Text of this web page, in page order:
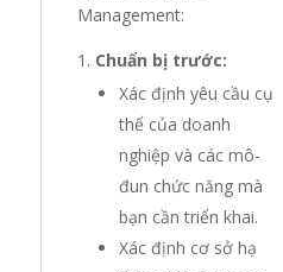
Management:
Chuẩn bị trước:
Xác định yêu cầu cụ
thể của doanh
nghiệp và các mô-
đun chức năng mà
bạn cần triển khai.
Xác định cơ sở hạ